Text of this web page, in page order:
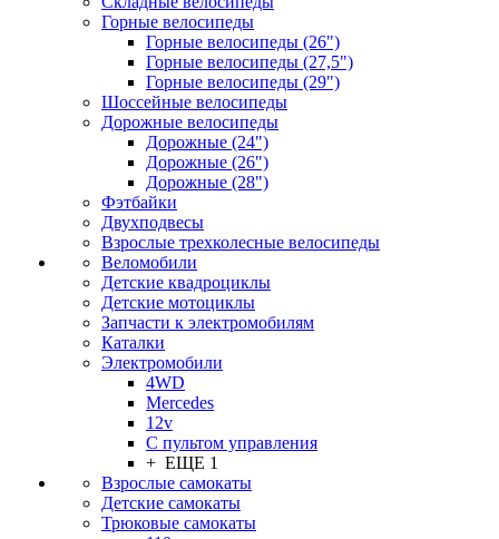
Горные велосипеды
Горные велосипеды (26")
Горные велосипеды (27,5")
Горные велосипеды (29")
Шоссейные велосипеды
Дорожные велосипеды
Дорожные (24")
Дорожные (26")
Дорожные (28")
Фэтбайки
Двухподвесы
Взрослые трехколесные велосипеды
Веломобили
Детские квадроциклы
Детские мотоциклы
Запчасти к электромобилям
Каталки
Электромобили
4WD
Mercedes
12v
С пультом управления
+ ЕЩЕ 1
Взрослые самокаты
Детские самокаты
Трюковые самокаты